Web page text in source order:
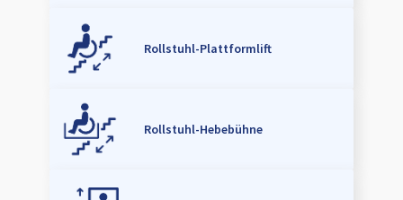
Rollstuhl-Plattformlift
Rollstuhl-Hebebühne